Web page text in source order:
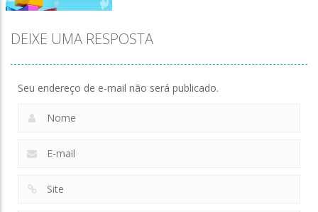
DEIXE UMA RESPOSTA
Seu endereço de e-mail não será publicado.